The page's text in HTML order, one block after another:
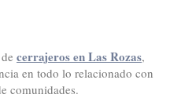
cerrajeros en Las Rozas,
en todo lo relacionado con
comunidades.